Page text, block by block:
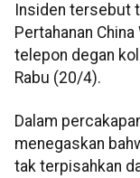
Insiden tersebut
Pertahanan
telepon degan
Rabu (20/4).
Dalam
menegaskan
tak terpisahkan